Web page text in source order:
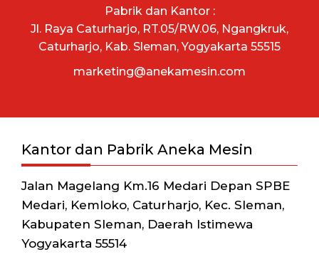
Pabrik dan Kantor :
Jl. Raya Caturharjo, RT.05/RW.06, Ngangkruk,
Caturharjo, Kab. Sleman, Yogyakarta 55515
marketing@anekamesin.com
Kantor dan Pabrik Aneka Mesin
Jalan Magelang Km.16 Medari Depan SPBE
Medari, Kemloko, Caturharjo, Kec. Sleman,
Kabupaten Sleman, Daerah Istimewa
Yogyakarta 55514